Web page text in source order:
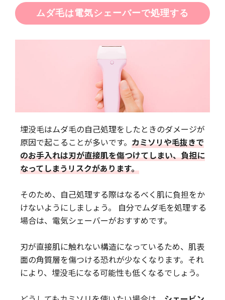
ムダ毛は電気シェーバーで処理する
埋没毛はムダ毛の自己処理をしたときのダメージが
原因で起こることが多いです。 カミソリや毛抜きで
のお手入れは刃が直接肌を傷つけてしまい、負担に
なってしまうリスクがあります。
そのため、自己処理する際はなるべく肌に負担をか
けないようにしましょう。 自分でムダ毛を処理する
場合は、電気シェーバーがおすすめです。
刃が直接肌に触れない構造になっているため、肌表
面の角質層を傷つける恐れが少なくなります。それ
により、埋没毛になる可能性も低くなるでしょう。